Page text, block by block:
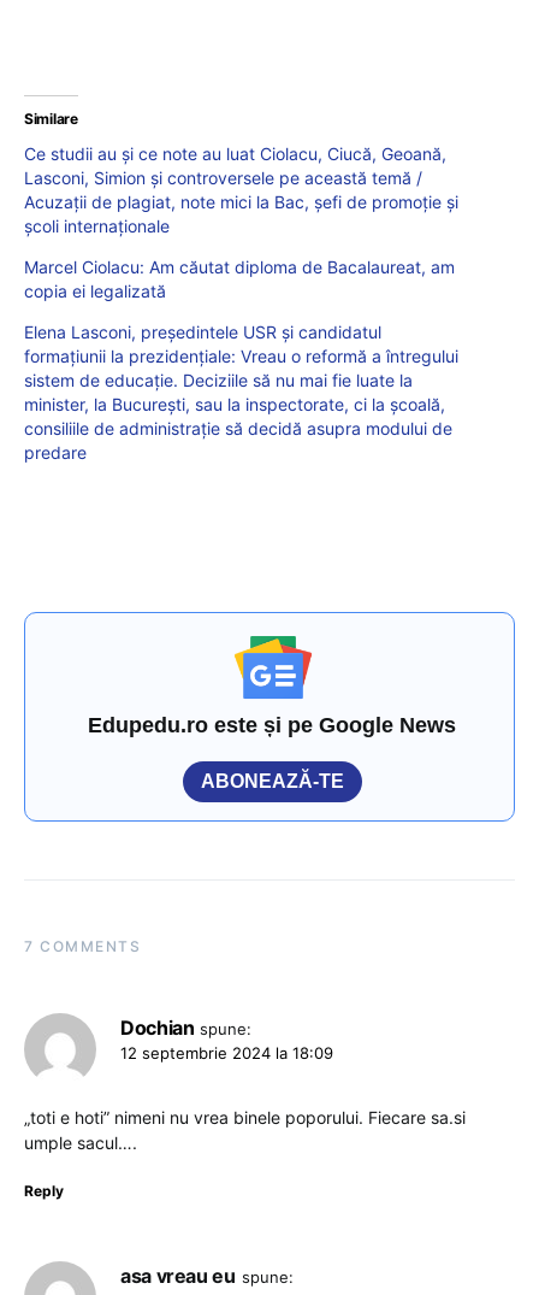
Similare
Ce studii au și ce note au luat Ciolacu, Ciucă, Geoană,
Lasconi, Simion și controversele pe această temă /
Acuzații de plagiat, note mici la Bac, șefi de promoție și
școli internaționale
Marcel Ciolacu: Am căutat diploma de Bacalaureat, am
copia ei legalizată
Elena Lasconi, președintele USR și candidatul
formațiunii la prezidențiale: Vreau o reformă a întregului
sistem de educație. Deciziile să nu mai fie luate la
minister, la București, sau la inspectorate, ci la școală,
consiliile de administrație să decidă asupra modului de
predare
Edupedu.ro este și pe Google News
ABONEAZĂ-TE
7 COMMENTS
Dochian spune:
12 septembrie 2024 la 18:09
„toti e hoti” nimeni nu vrea binele poporului. Fiecare sa.si
umple sacul….
Reply
asa vreau eu spune: